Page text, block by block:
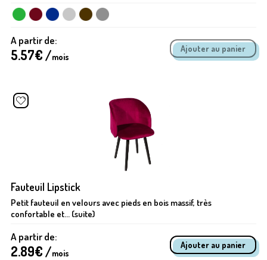
A partir de:
5.57€ /mois
Fauteuil Lipstick
Petit fauteuil en velours avec pieds en bois massif, très
confortable et... (suite)
A partir de:
2.89€ /mois